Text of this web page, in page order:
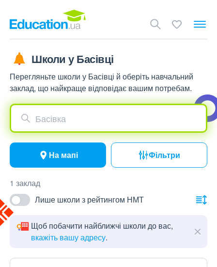
Школи у Басівці
Перегляньте школи у Басівці й оберіть навчальний
заклад, що найкраще відповідає вашим потребам.
Басівка
На мапі Фільтри
1 заклад
Лише школи з рейтингом НМТ
Щоб побачити найближчі школи до вас,
вкажіть вашу адресу.